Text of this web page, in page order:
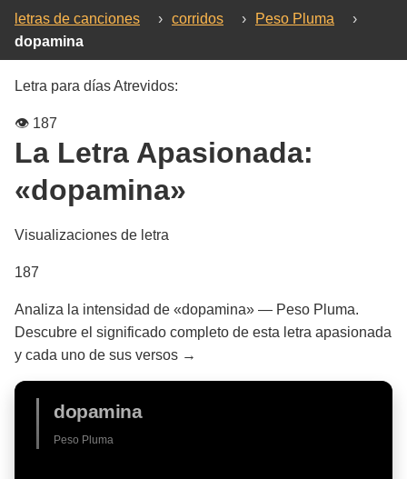
letras de canciones › corridos › Peso Pluma
›
dopamina
Letra para días Atrevidos:
👁️ 187
La Letra Apasionada:
«dopamina»
Visualizaciones de letra
187
Analiza la intensidad de «dopamina» — Peso Pluma.
Descubre el significado completo de esta letra apasionada
y cada uno de sus versos →
dopamina
Peso Pluma